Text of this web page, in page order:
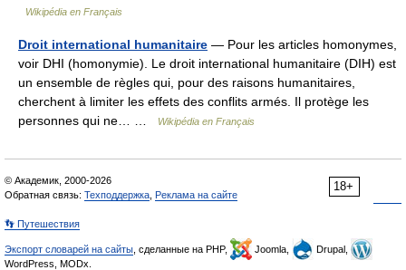
Wikipédia en Français
Droit international humanitaire — Pour les articles homonymes,
voir DHI (homonymie). Le droit international humanitaire (DIH) est
un ensemble de règles qui, pour des raisons humanitaires,
cherchent à limiter les effets des conflits armés. Il protège les
personnes qui ne… …
Wikipédia en Français
18+
© Академик, 2000-2026
Обратная связь: Техподдержка Реклама на сайте
👣 Путешествия
Экспорт словарей на сайты , сделанные на PHP, Joomla,
Drupal,
WordPress, MODx.